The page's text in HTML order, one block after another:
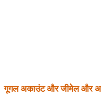
गूगल अकाउंट और जीमेल और